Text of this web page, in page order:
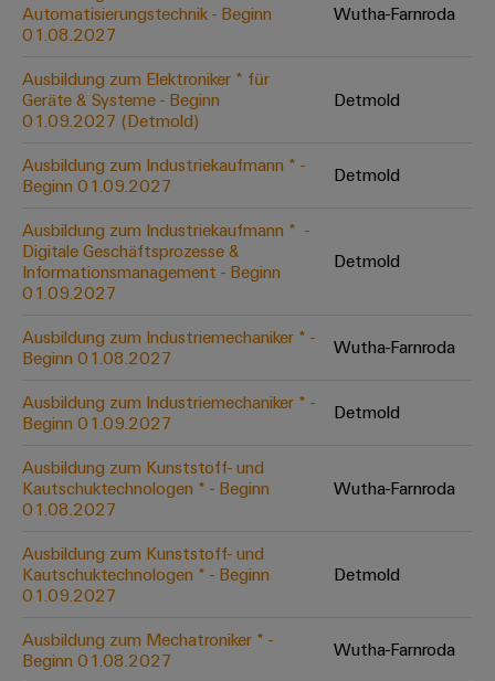
Verbindungslösungen
für
Konventionelle
Energieerzeugung
Zukunftssicherheit
für
bewährte
Maschinenbau
Lösungen
für
verschiedene
Segmente
der
und
Fabrikautomation
Öl
&
Sicherer
Betrieb
mit
Lösungen
für
Systeme
Lösungen
Dezentrale
Automatisierung
Lösungen
IIoT
&
Automation
Software
Industrial
Industrial
Automation
Industrial
IoT
Industrial
Security
Elektronikgehäuse
Blitz-
und
Überspannungsschutz
PV
Feldbusverteiler
Automatisierung
&
Software
I/O-
Systeme
Industrial
Ethernet
Touch-
Panels
Technischer
Support
Umweltbezogene
Produktkonformität
Engineering
Daten
Technische
Produktkataloge
Reparatur
und
Ersatzteile
Trainings
Webinare
PSIRT
Digitale
Bestellmöglichkeiten
eShop
Pressekontakt
Unsere
IIoT
and
Partner
Netzwerk
IIoT
Automation
Solution
finden
Solution
Partner
-
Offene
Ausbildungs-
und
Studienplätze
Aktuelle
Termine
Workshops
für
Schulklassen
Stellenbörse
Automatisierungstechnik - Beginn
01.08.2027
Wutha-Farnroda
Ausbildung zum Elektroniker * für
Geräte & Systeme - Beginn
01.09.2027 (Detmold)
Detmold
Ausbildung zum Industriekaufmann * -
Beginn 01.09.2027
Detmold
Ausbildung zum Industriekaufmann * ​ -
Digitale Geschäftsprozesse &
Informationsmanagement - Beginn
01.09.2027
Detmold
Ausbildung zum Industriemechaniker * -
Beginn 01.08.2027
Wutha-Farnroda
Ausbildung zum Industriemechaniker * -
Beginn 01.09.2027
Detmold
Ausbildung zum Kunststoff- und
Kautschuktechnologen * - Beginn
01.08.2027
Wutha-Farnroda
Ausbildung zum Kunststoff- und
Kautschuktechnologen * - Beginn
01.09.2027
Detmold
Ausbildung zum Mechatroniker * -
Beginn 01.08.2027
Wutha-Farnroda